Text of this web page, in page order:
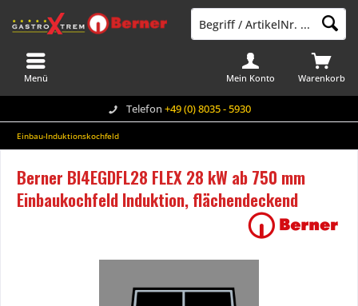
Telefon +49 (0) 8035 - 5930
Warenkorb
Mein Konto
Menü
Einbau-Induktionskochfeld
Berner BI4EGDFL28 FLEX 28 kW ab 750 mm
Einbaukochfeld Induktion, flächendeckend